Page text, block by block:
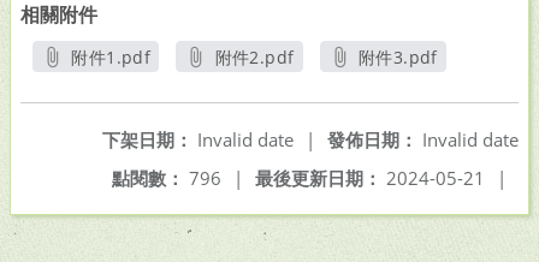
相關附件
附件1.pdf
附件2.pdf
附件3.pdf
發佈日期： Invalid date
下架日期： Invalid date
|
最後更新日期： 2024-05-21 |
點閱數： 796 |